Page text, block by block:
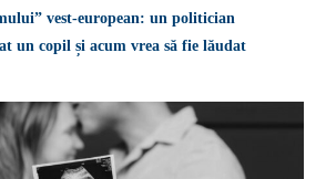
vest-european: un politician
un copil și acum vrea să fie lăudat